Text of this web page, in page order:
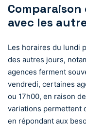
avec les
Les horaires du lundi
des autres jours,
agences ferment
vendredi, certaines
ou 17h00, en raison
variations permettent
en répondant aux